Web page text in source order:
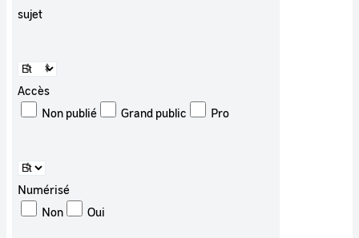
sujet
Accès
Non publié
Grand public Pro
Numérisé
Non
Oui